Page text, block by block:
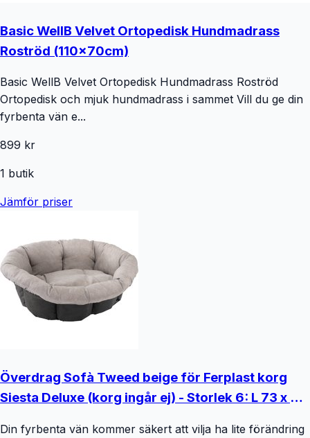
Basic WellB Velvet Ortopedisk Hundmadrass
Roströd (110x70cm)
Basic WellB Velvet Ortopedisk Hundmadrass Roströd
Ortopedisk och mjuk hundmadrass i sammet Vill du ge din
fyrbenta vän e...
899 kr
1 butik
Jämför priser
Överdrag Sofà Tweed beige för Ferplast korg
Siesta Deluxe (korg ingår ej) - Storlek 6: L 73 x B
Din fyrbenta vän kommer säkert att vilja ha lite förändring